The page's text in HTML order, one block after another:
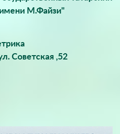
М.Файзи"
Советская ,52